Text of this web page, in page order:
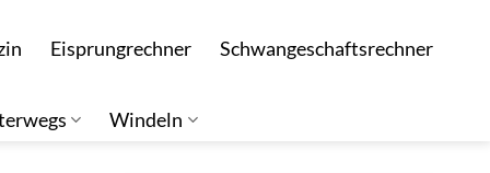
Eisprungrechner Schwangeschaftsrechner
Windeln